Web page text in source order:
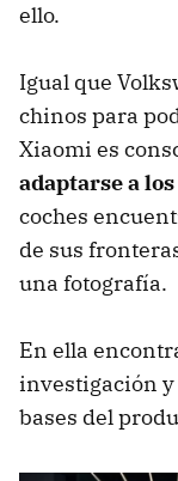
ello.
Igual que
chinos para
Xiaomi es
adaptarse a
coches
de sus
una fotografía.
En ella
investigación
bases del